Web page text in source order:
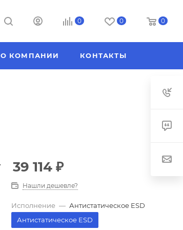
0 0 0
О КОМПАНИИ КОНТАКТЫ
КАК КУПИТЬ ДОСТАВКА
39 114 ₽
Нашли дешевле?
Исполнение — Антистатическое ESD
Антистатическое ESD